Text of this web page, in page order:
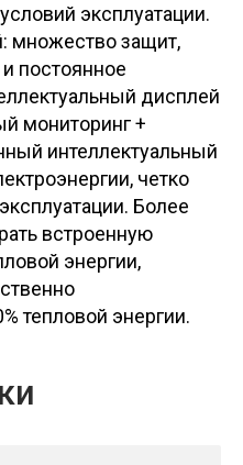
эксплуатации.
множество защит,
постоянное
дисплей
мониторинг +
интеллектуальный
четко
Более
встроенную
энергии,
тепловой энергии.